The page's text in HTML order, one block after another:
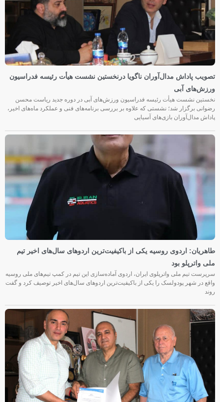
تصویب پاداش مدال‌آوران ناگویا درنخستین نشست هیأت رئیسه فدراسیون
ورزش‌های آبی
نخستین نشست هیأت رئیسه فدراسیون ورزش‌های آبی در دوره جدید ریاست محسن
رضوانی برگزار شد؛ نشستی که علاوه بر بررسی برنامه‌های فنی و عملکرد ماه‌های اخیر،
پاداش مدال‌آوران بازی‌های آسیایی
طاهریان: اردوی روسیه یکی از باکیفیت‌ترین اردوهای سال‌های اخیر تیم
ملی واترپلو بود
سرپرست تیم ملی واترپلوی ایران، اردوی آماده‌سازی این تیم در کمپ تیم‌های ملی روسیه
واقع در شهر پودولسک را یکی از باکیفیت‌ترین اردوهای سال‌های اخیر توصیف کرد و گفت
روند